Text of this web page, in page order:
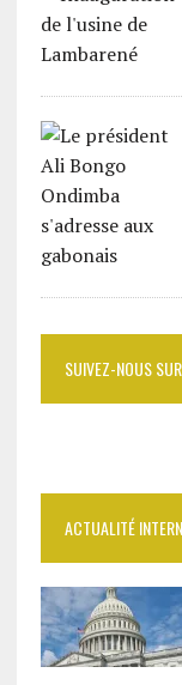
SUIVEZ-NOUS
ACTUALITÉ